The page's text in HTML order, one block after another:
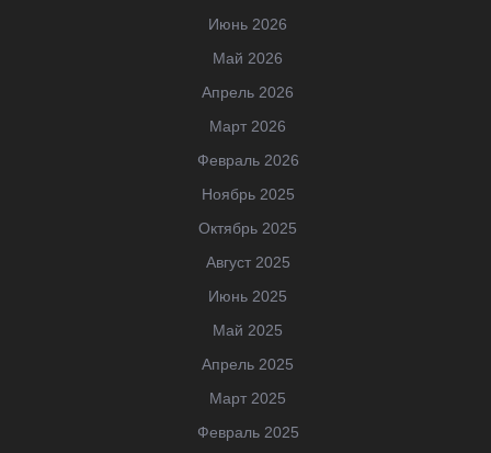
Июнь 2026
Май 2026
Апрель 2026
Март 2026
Февраль 2026
Ноябрь 2025
Октябрь 2025
Август 2025
Июнь 2025
Май 2025
Апрель 2025
Март 2025
Февраль 2025